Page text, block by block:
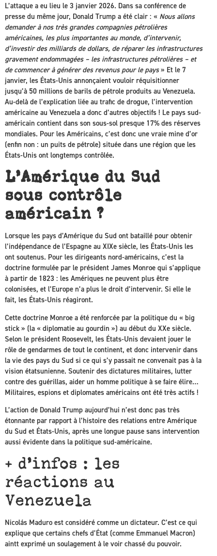
L’attaque a eu lieu le 3 janvier 2026. Dans sa conférence de
presse du même jour, Donald Trump a été clair : « Nous allons
demander à nos très grandes compagnies pétrolières
américaines, les plus importantes au monde, d’intervenir,
d’investir des milliards de dollars, de réparer les infrastructures
gravement endommagées – les infrastructures pétrolières – et
de commencer à générer des revenus pour le pays» Et le 7
janvier, les États-Unis annonçaient vouloir réquisitionner
jusqu’à 50 millions de barils de pétrole produits au Venezuela.
Au-delà de l’explication liée au trafic de drogue, l’intervention
américaine au Venezuela a donc d’autres objectifs ! Le pays sud-
américain contient dans son sous-sol presque 17% des réserves
mondiales. Pour les Américains, c’est donc une vraie mine d’or
(enfin non : un puits de pétrole) située dans une région que les
États-Unis ont longtemps contrôlée.
L’Amérique du Sud
sous contrôle
américain ?
Lorsque les pays d’Amérique du Sud ont bataillé pour obtenir
l’indépendance de l’Espagne au XIXe siècle, les États-Unis les
ont soutenus. Pour les dirigeants nord-américains, c’est la
doctrine formulée par le président James Monroe qui s’applique
à partir de 1823 : les Amériques ne peuvent plus être
colonisées, et l’Europe n’a plus le droit d’intervenir. Si elle le
fait, les États-Unis réagiront.
Cette doctrine Monroe a été renforcée par la politique du « big
stick » (la « diplomatie au gourdin ») au début du XXe siècle.
Selon le président Roosevelt, les États-Unis devaient jouer le
rôle de gendarmes de tout le continent, et donc intervenir dans
la vie des pays du Sud si ce qui s’y passait ne convenait pas à la
vision étatsunienne. Soutenir des dictatures militaires, lutter
contre des guérillas, aider un homme politique à se faire élire…
Militaires, espions et diplomates américains ont été très actifs !
L’action de Donald Trump aujourd’hui n’est donc pas très
étonnante par rapport à l’histoire des relations entre Amérique
du Sud et États-Unis, après une longue pause sans intervention
aussi évidente dans la politique sud-américaine.
+ d’infos : les
réactions au
Venezuela
Nicolás Maduro est considéré comme un dictateur. C’est ce qui
explique que certains chefs d’État (comme Emmanuel Macron)
aintt exprimé un soulagement à le voir chassé du pouvoir.